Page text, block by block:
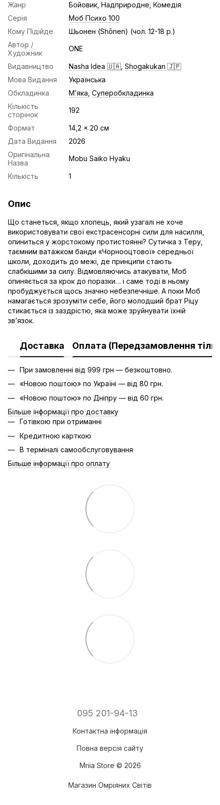
Жанр
Бойовик, Надприродне, Комедія
Серія
Моб Психо 100
Кому Підійде
Шьонен (Shōnen) (чол. 12-18 р.)
Автор /
Художник
ONE
Видавництво Nasha Idea 🇺🇦 Shogakukan 🇯🇵
Мова Видання
Українська
Обкладинка
Мʼяка Суперобкладинка
Кількість
сторінок
192
Формат
14,2 x 20 cм
Дата Видання
2026
Оригінальна
Назва
Mobu Saiko Hyaku
Кількість 1
Опис
Що станеться, якщо хлопець, який узагалі не хоче
використовувати свої екстрасенсорні сили для насилля,
опиниться у жорстокому протистоянні? Сутичка з Теру,
таємним ватажком банди «Чорнооцтової» середньої
школи, доходить до межі, де принципи стають
слабкішими за силу. Відмовляючись атакувати, Моб
опиняється за крок до поразки… і саме тоді в ньому
пробуджується щось значно небезпечніше. А поки Моб
намагається зрозуміти себе, його молодший брат Ріцу
стикається із заздрістю, яка може зруйнувати їхній
зв’язок.
Доставка Оплата (Передзамовлення
При замовленні від 999 грн — безкоштовно.
«Новою поштою» по Україні — від 80 грн.
«Новою поштою» по Дніпру — від 60 грн.
Більше інформації про доставку
Готівкою при отриманні
Кредитною карткою
В терміналі самообслуговування
Більше інформації про оплату
095 201-94-13
Контактна інформація
Повна версія сайту
Mriia Store © 2026
Магазин Омріяних Світів